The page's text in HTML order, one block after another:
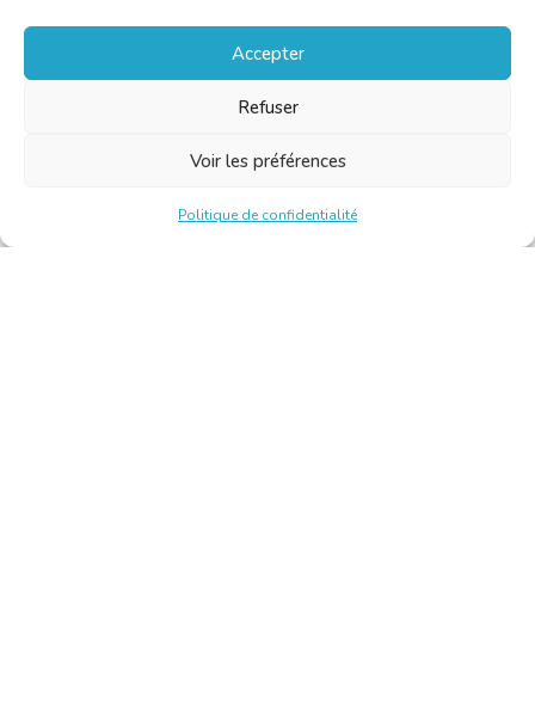
Accepter
Refuser
Voir les préférences
Politique de confidentialité